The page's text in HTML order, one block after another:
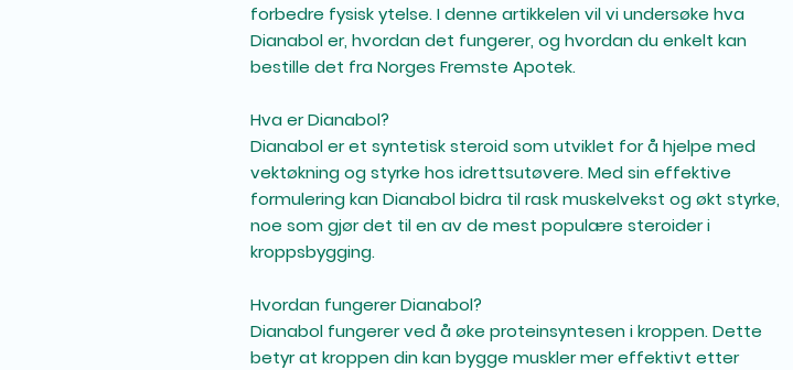
forbedre fysisk ytelse. I denne artikkelen vil vi undersøke hva
Dianabol er, hvordan det fungerer, og hvordan du enkelt kan
bestille det fra Norges Fremste Apotek.
Hva er Dianabol?
Dianabol er et syntetisk steroid som utviklet for å hjelpe med
vektøkning og styrke hos idrettsutøvere. Med sin effektive
formulering kan Dianabol bidra til rask muskelvekst og økt styrke,
noe som gjør det til en av de mest populære steroider i
kroppsbygging.
Hvordan fungerer Dianabol?
Dianabol fungerer ved å øke proteinsyntesen i kroppen. Dette
betyr at kroppen din kan bygge muskler mer effektivt etter